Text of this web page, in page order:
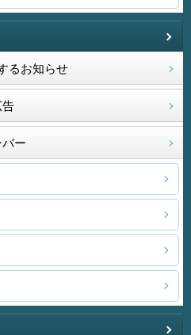
るお知らせ
告
ー